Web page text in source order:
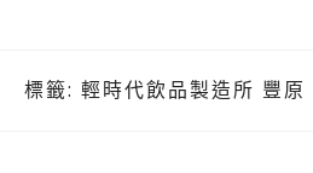
標籤: 輕時代飲品製造所 豐